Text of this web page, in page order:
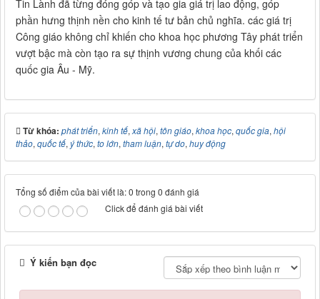
Tin Lành đã từng đóng góp và tạo gia giá trị lao động, góp
phần hưng thịnh nền cho kinh tế tư bản chủ nghĩa. các giá trị
Công giáo không chỉ khiến cho khoa học phương Tây phát triển
vượt bậc mà còn tạo ra sự thịnh vương chung của khối các
quốc gia Âu - Mỹ.
Từ khóa: phát triển, kinh tế, xã hội, tôn giáo, khoa học, quốc gia, hội
thảo, quốc tế, ý thức, to lớn, tham luận, tự do, huy động
Tổng số điểm của bài viết là: 0 trong 0 đánh giá
Click để đánh giá bài viết
Ý kiến bạn đọc